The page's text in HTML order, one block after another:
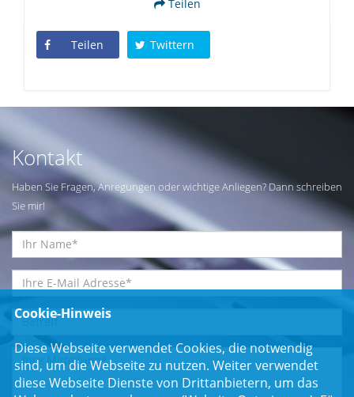
Teilen
Teilen Twittern
Kontakt
Haben Sie Fragen, Anregungen oder wichtige Anliegen? Dann schreiben
Sie mir!
Cookie-Hinweis
Diese Webseite verwendet Cookies, die notwendig
sind, um die Webseite zu nutzen. Weiter verwendet
diese Webseite Dienste von Drittanbietern, um das